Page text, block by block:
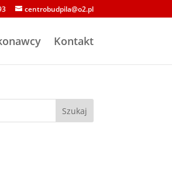
centrobudpila@o2.pl
Kontakt